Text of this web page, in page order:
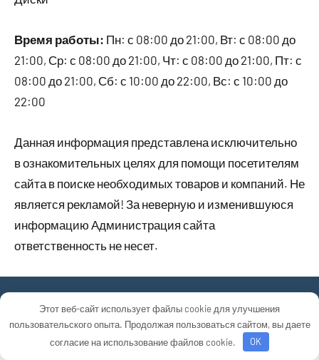
Время работы: Пн: с 08:00 до 21:00, Вт: с 08:00 до
21:00, Ср: с 08:00 до 21:00, Чт: с 08:00 до 21:00, Пт: с
08:00 до 21:00, Сб: с 10:00 до 22:00, Вс: с 10:00 до
22:00
Данная информация представлена исключительно
в ознакомительных целях для помощи посетителям
сайта в поиске необходимых товаров и компаний. Не
является рекламой! За неверную и изменившуюся
информацию Администрация сайта
ответственность не несет.
Этот веб-сайт использует файлы cookie для улучшения
пользовательского опыта. Продолжая пользоваться сайтом, вы даете
согласие на использование файлов cookie.
OK